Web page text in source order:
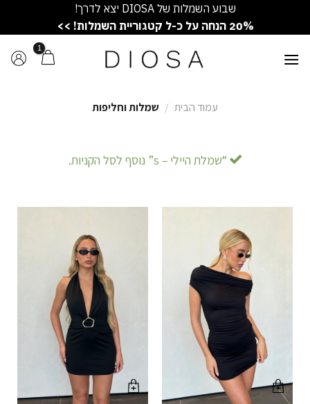
שבוע השמלות של DIOSA יצא לדרך!
20% הנחה על כ-ל קטגוריית השמלות! >>
עמוד הבית / שמלות וחליפות
“שמלת היילי – s” נוסף לסל הקניות.